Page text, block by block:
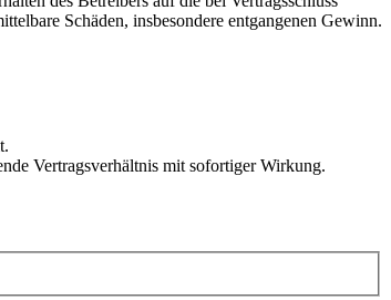
Schäden, insbesondere entgangenen Gewinn.
Vertragsverhältnis mit sofortiger Wirkung.